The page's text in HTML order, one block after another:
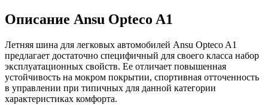
Описание Ansu Opteco A1
Летняя шина для легковых автомобилей Ansu Opteco A1
предлагает достаточно специфичный для своего класса набор
эксплуатационных свойств. Ее отличает повышенная
устойчивость на мокром покрытии, спортивная отточенность
в управлении при типичных для данной категории
характеристиках комфорта.